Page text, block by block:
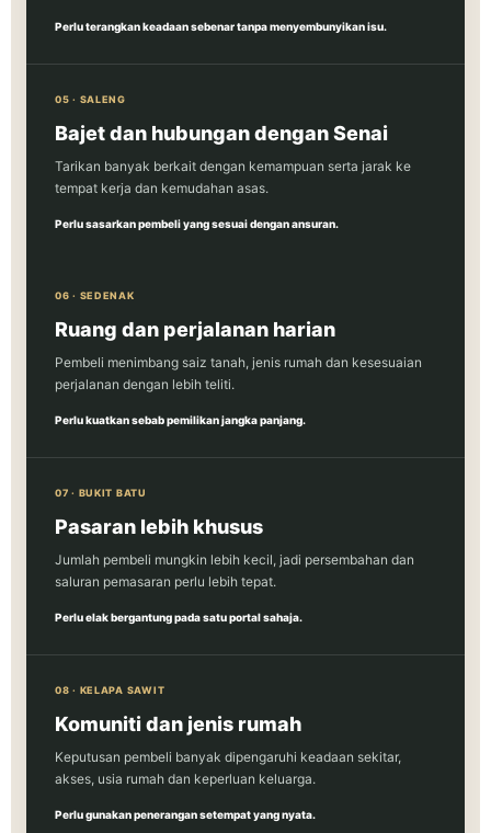
Perlu terangkan keadaan sebenar tanpa menyembunyikan isu.
05 · SALENG
Bajet dan hubungan dengan Senai
Tarikan banyak berkait dengan kemampuan serta jarak ke
tempat kerja dan kemudahan asas.
Perlu sasarkan pembeli yang sesuai dengan ansuran.
06 · SEDENAK
Ruang dan perjalanan harian
Pembeli menimbang saiz tanah, jenis rumah dan kesesuaian
perjalanan dengan lebih teliti.
Perlu kuatkan sebab pemilikan jangka panjang.
07 · BUKIT BATU
Pasaran lebih khusus
Jumlah pembeli mungkin lebih kecil, jadi persembahan dan
saluran pemasaran perlu lebih tepat.
Perlu elak bergantung pada satu portal sahaja.
08 · KELAPA SAWIT
Komuniti dan jenis rumah
Keputusan pembeli banyak dipengaruhi keadaan sekitar,
akses, usia rumah dan keperluan keluarga.
Perlu gunakan penerangan setempat yang nyata.